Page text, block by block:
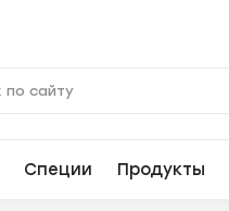
Специи Продукты